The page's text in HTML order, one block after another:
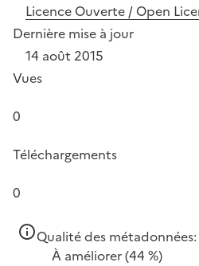
Licence Ouverte / Open
Dernière mise à jour
14 août 2015
Vues
0
Téléchargements
0
Qualité des métadonnées:
À améliorer(44 %)